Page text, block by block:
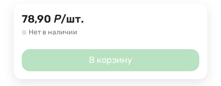
78,90 Р/шт.
Нет в наличии
В корзину